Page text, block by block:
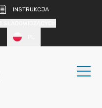
INSTRUKCJA